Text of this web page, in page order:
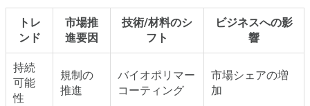
トレ
ンド
市場推
進要因
技術/材料のシ
フト
ビジネスへの影
響
持続
可能
性
規制の
推進
バイオポリマー
コーティング
市場シェアの増
加